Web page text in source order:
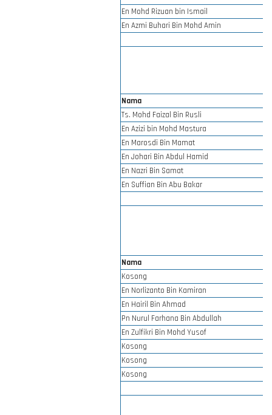
En Mohd Rizuan bin Ismail
En Azmi Buhari Bin Mohd Amin
Nama
Ts. Mohd Faizal Bin Rusli
En Azizi bin Mohd Mastura
En Marosdi Bin Mamat
En Johari Bin Abdul Hamid
En Nazri Bin Samat
En Suffian Bin Abu Bakar
Nama
Kosong
En Norlizanto Bin Kamiran
En Hairil Bin Ahmad
Pn Nurul Farhana Bin Abdullah
En Zulfikri Bin Mohd Yusof
Kosong
Kosong
Kosong